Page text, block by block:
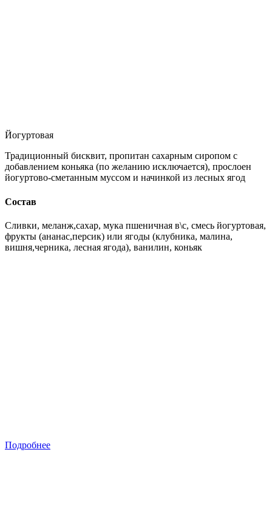
Йогуртовая
Традиционный бисквит, пропитан сахарным сиропом с
добавлением коньяка (по желанию исключается), прослоен
йогуртово-сметанным муссом и начинкой из лесных ягод
Состав
Сливки, меланж,сахар, мука пшеничная в\с, смесь йогуртовая,
фрукты (ананас,персик) или ягоды (клубника, малина,
вишня,черника, лесная ягода), ванилин, коньяк
Подробнее